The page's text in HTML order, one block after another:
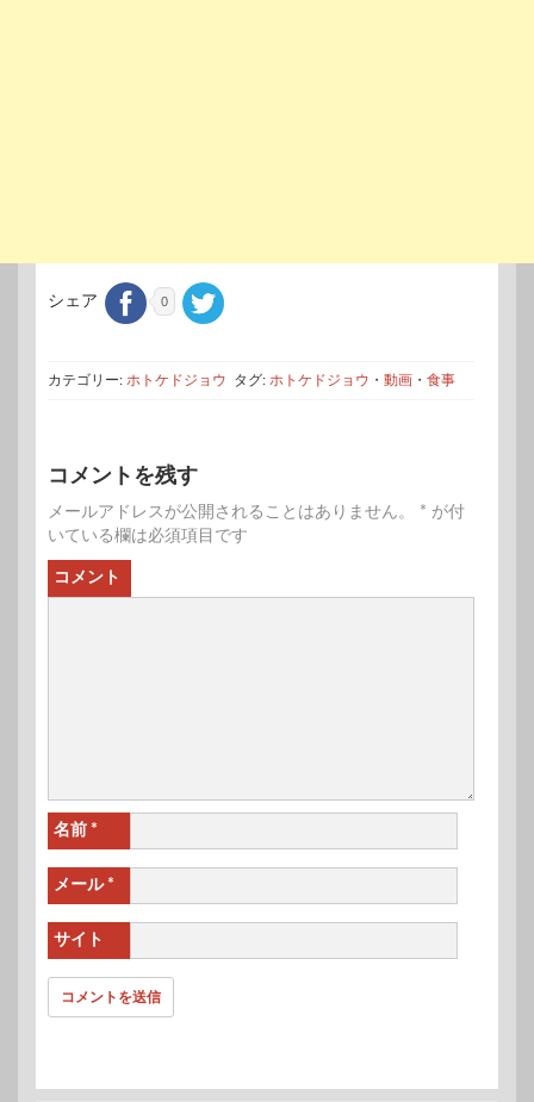
シェア 0
カテゴリー: ホトケドジョウ タグ: ホトケドジョウ ・ 動画 ・ 食事
コメントを残す
メールアドレスが公開されることはありません。 * が付
いている欄は必須項目です
コメント
名前 *
メール *
サイト